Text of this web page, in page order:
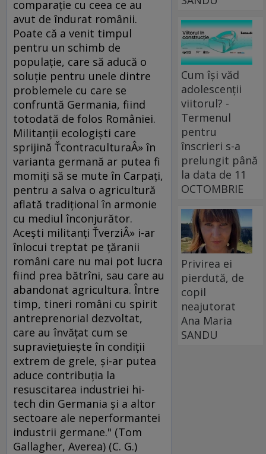
comparaţie cu ceea ce au
avut de îndurat românii.
Poate că a venit timpul
pentru un schimb de
populaţie, care să aducă o
soluţie pentru unele dintre
problemele cu care se
confruntă Germania, fiind
totodată de folos României.
Militanţii ecologişti care
sprijină ŤcontraculturaÂ» în
varianta germană ar putea fi
momiţi să se mute în Carpaţi,
pentru a salva o agricultură
aflată tradiţional în armonie
cu mediul înconjurător.
Aceşti militanţi ŤverziÂ» i-ar
înlocui treptat pe ţăranii
români care nu mai pot lucra
fiind prea bătrîni, sau care au
abandonat agricultura. Între
timp, tineri români cu spirit
antreprenorial dezvoltat,
care au învăţat cum se
supravieţuieşte în condiţii
extrem de grele, şi-ar putea
aduce contribuţia la
resuscitarea industriei hi-
tech din Germania şi a altor
sectoare ale neperformantei
industrii germane." (Tom
Gallagher, Averea) (C. G.)
Cum își văd
adolescenții
viitorul? -
Termenul
pentru
înscrieri s-a
prelungit până
la data de 11
OCTOMBRIE
Privirea ei
pierdută, de
copil
neajutorat
Ana Maria
SANDU